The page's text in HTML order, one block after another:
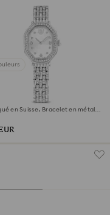
Dextera octagon
en Suisse, Bracelet en métal,